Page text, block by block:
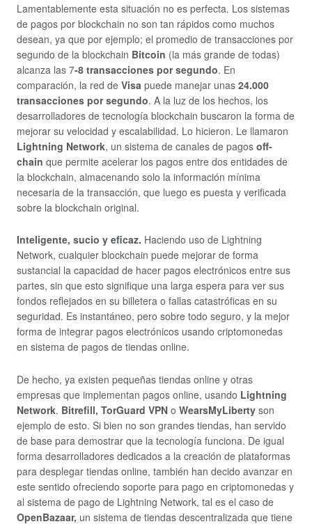
Lamentablemente esta situación no es perfecta. Los sistemas
de pagos por blockchain no son tan rápidos como muchos
desean, ya que por ejemplo; el promedio de transacciones por
segundo de la blockchain Bitcoin (la más grande de todas)
alcanza las 7-8 transacciones por segundo. En
comparación, la red de Visa puede manejar unas 24.000
transacciones por segundo. A la luz de los hechos, los
desarrolladores de tecnología blockchain buscaron la forma de
mejorar su velocidad y escalabilidad. Lo hicieron. Le llamaron
Lightning Network, un sistema de canales de pagos off-
chain que permite acelerar los pagos entre dos entidades de
la blockchain, almacenando solo la información mínima
necesaria de la transacción, que luego es puesta y verificada
sobre la blockchain original.
Inteligente, sucio y eficaz. Haciendo uso de Lightning
Network, cualquier blockchain puede mejorar de forma
sustancial la capacidad de hacer pagos electrónicos entre sus
partes, sin que esto signifique una larga espera para ver sus
fondos reflejados en su billetera o fallas catastróficas en su
seguridad. Es instantáneo, pero sobre todo seguro, y la mejor
forma de integrar pagos electrónicos usando criptomonedas
en sistema de pagos de tiendas online.
De hecho, ya existen pequeñas tiendas online y otras
empresas que implementan pagos online, usando Lightning
Network. Bitrefill, TorGuard VPN o WearsMyLiberty son
ejemplo de esto. Si bien no son grandes tiendas, han servido
de base para demostrar que la tecnología funciona. De igual
forma desarrolladores dedicados a la creación de plataformas
para desplegar tiendas online, también han decido avanzar en
este sentido ofreciendo soporte para pago en criptomonedas y
al sistema de pago de Lightning Network, tal es el caso de
OpenBazaar, un sistema de tiendas descentralizada que tiene